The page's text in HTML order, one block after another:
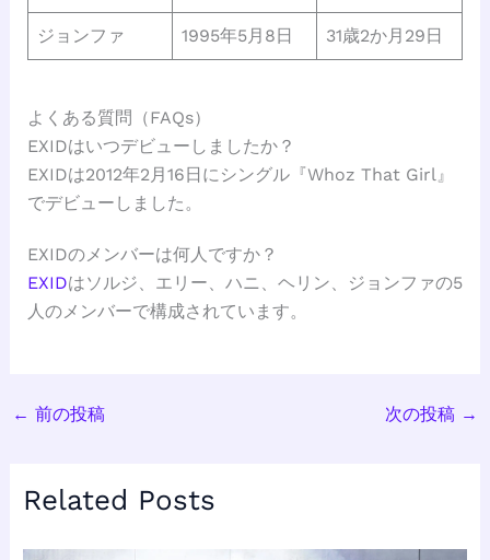
ジョンファ 1995年5月8日 31歳2か月29日
よくある質問（FAQs）
EXIDはいつデビューしましたか？
EXIDは2012年2月16日にシングル『Whoz That Girl』
でデビューしました。
EXIDのメンバーは何人ですか？
EXIDはソルジ、エリー、ハニ、ヘリン、ジョンファの5
人のメンバーで構成されています。
← 前の投稿 次の投稿 →
Related Posts